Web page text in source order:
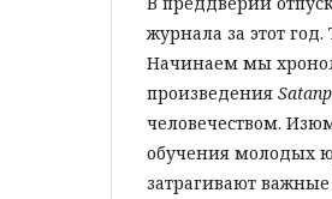
журнала за этот
Начинаем мы
произведения
человечеством.
обучения молодых
затрагивают